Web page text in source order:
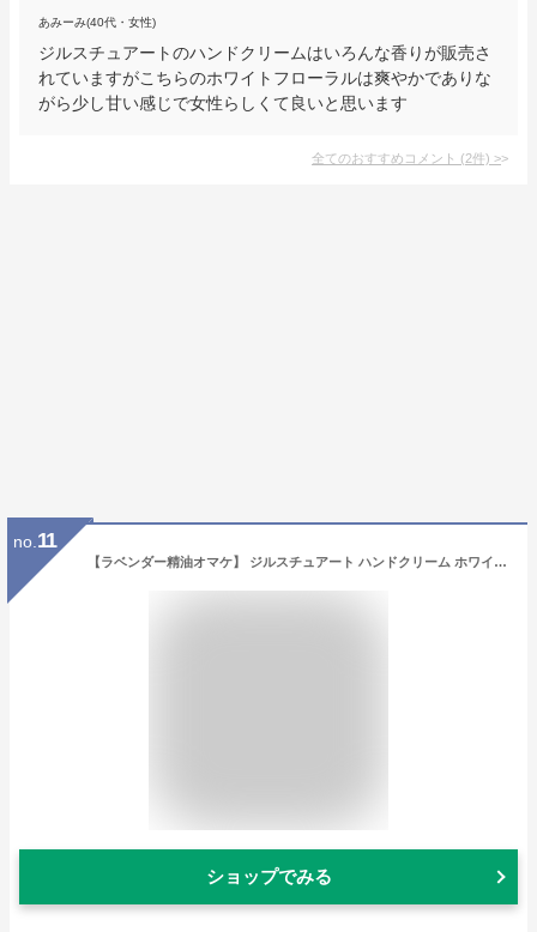
あみーみ(40代・女性)
ジルスチュアートのハンドクリームはいろんな香りが販売さ
れていますがこちらのホワイトフローラルは爽やかでありな
がら少し甘い感じで女性らしくて良いと思います
全てのおすすめコメント (2件) >
no. 11
【ラベンダー精油オマケ】 ジルスチュアート ハンドクリーム ホワイトフローラル 30g [ Jill Stuart じるすちゅあーと スキンケア ハンドケア 保湿 パラベンフリー ホワイトフローラルの香り ]【 定形外 送料無料 】
ショップでみる